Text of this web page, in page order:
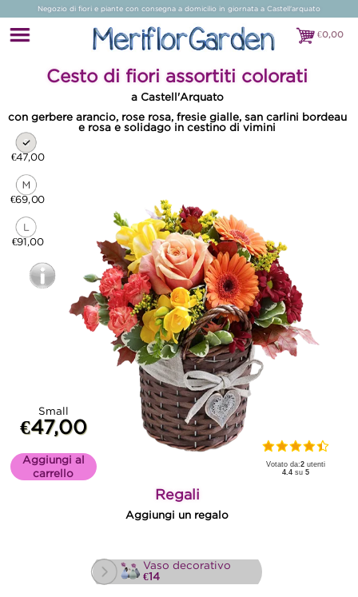
Negozio di fiori e piante con consegna a domicilio in giornata a Castell'arquato
€0,00
€0,00
Cesto di fiori assortiti colorati
a Castell'Arquato
con gerbere arancio, rose rosa, fresie gialle, san carlini bordeau
e rosa e solidago in cestino di vimini
€47,00
€69,00
€91,00
Small
€47,00
Aggiungi al
carrello
Votato da:2 utenti
4.4 su5
Regali
Aggiungi un regalo
Vaso decorativo
€14